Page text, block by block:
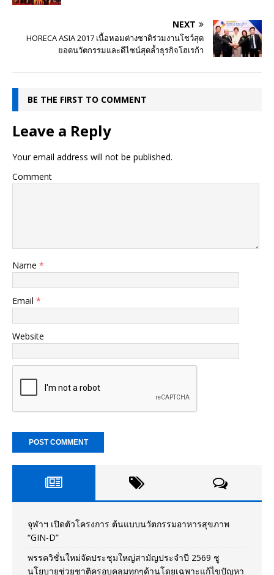
NEXT
HORECA ASIA 2017 เนื้อหอมต่างชาติร่วมงานโชว์สุด
ยอดนวัตกรรมและดีไซน์สุดล้ำธุรกิจโฮเรก้า
BE THE FIRST TO COMMENT
Leave a Reply
Your email address will not be published.
Comment
Name *
Email *
Website
จุฬาฯ เปิดตัวโครงการ ต้นแบบนวัตกรรมอาหารสุขภาพ
“GIN-D”
พรรควิชั่นใหม่จัดประชุมใหญ่สามัญประจำปี 2569 ชู
นโยบายช่วยชาติครอบคลุมทุกๆด้านโดยเฉพาะแก้ไขปัญหา